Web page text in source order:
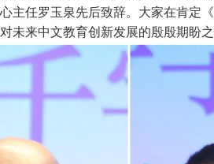
主任罗玉泉先后致辞。大家在肯定
未来中文教育创新发展的殷殷期盼